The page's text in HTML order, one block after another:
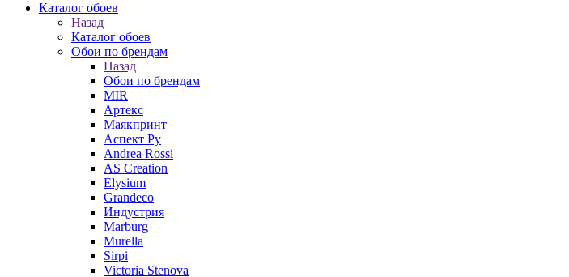
Каталог обоев
Назад
Каталог обоев
Обои по брендам
Назад
Обои по брендам
MIR
Артекс
Маякпринт
Аспект Ру
Andrea Rossi
AS Creation
Elysium
Grandeco
Индустрия
Marburg
Murella
Sirpi
Victoria Stenova